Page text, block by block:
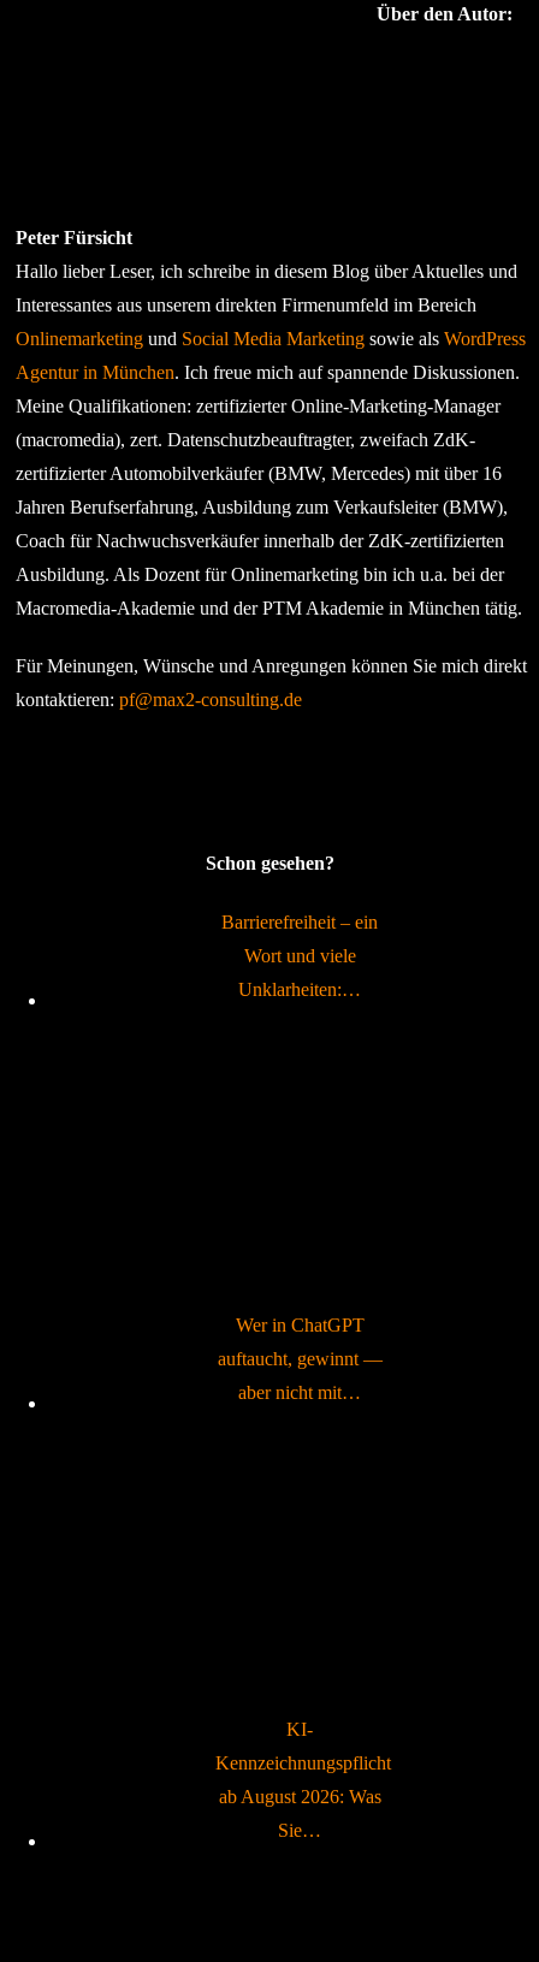
Über den Autor:
Peter Fürsicht
Hallo lieber Leser, ich schreibe in diesem Blog über Aktuelles und
Interessantes aus unserem direkten Firmenumfeld im Bereich
Onlinemarketing und Social Media Marketing sowie alsWordPress
Agentur in München. Ich freue mich auf spannende Diskussionen.
Meine Qualifikationen: zertifizierter Online-Marketing-Manager
(macromedia), zert. Datenschutzbeauftragter, zweifach ZdK-
zertifizierter Automobilverkäufer (BMW, Mercedes) mit über 16
Jahren Berufserfahrung, Ausbildung zum Verkaufsleiter (BMW),
Coach für Nachwuchsverkäufer innerhalb der ZdK-zertifizierten
Ausbildung. Als Dozent für Onlinemarketing bin ich u.a. bei der
Macromedia-Akademie und der PTM Akademie in München tätig.
Für Meinungen, Wünsche und Anregungen können Sie mich direkt
kontaktieren:pf@max2-consulting.de
Schon gesehen?
Barrierefreiheit – ein
Wort und viele
Unklarheiten:…
Wer in ChatGPT
auftaucht, gewinnt —
aber nicht mit…
KI-
Kennzeichnungspflicht
ab August 2026: Was
Sie…